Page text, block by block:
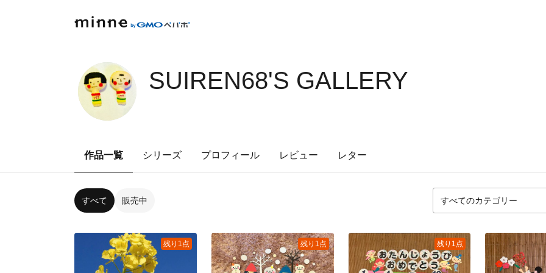
SUIREN68'S GALLERY
作品一覧 シリーズ プロフィール レビュー レター
すべて 販売中
残り1点 残り1点 残り1点